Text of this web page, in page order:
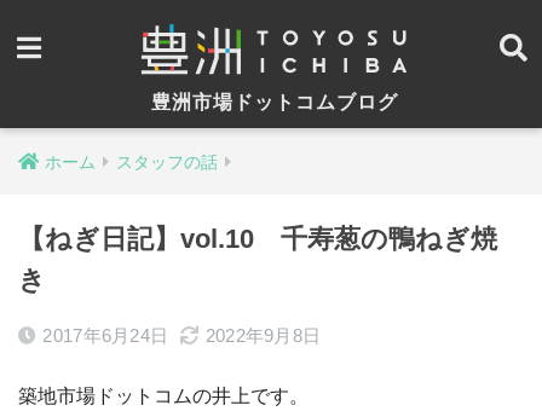
豊洲市場ドットコムブログ
ホーム スタッフの話
【ねぎ日記】vol.10 千寿葱の鴨ねぎ焼
き
2017年6月24日 2022年9月8日
築地市場ドットコムの井上です。